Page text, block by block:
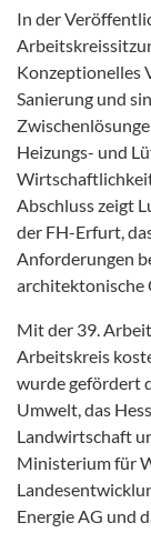
In der
Konzeptionelles
Sanierung und
Heizungs- und
Abschluss zeigt
der FH-Erfurt,
Anforderungen
architektonische
Mit der 39.
Arbeitskreis
wurde gefördert
Umwelt, das
Landwirtschaft
Ministerium für
Energie AG und